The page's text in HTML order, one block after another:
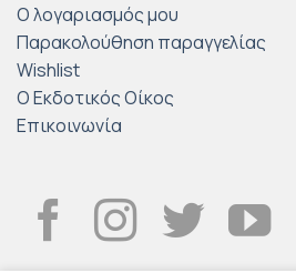
Ο λογαριασμός μου
Παρακολούθηση παραγγελίας
Wishlist
Ο Εκδοτικός Οίκος
Επικοινωνία